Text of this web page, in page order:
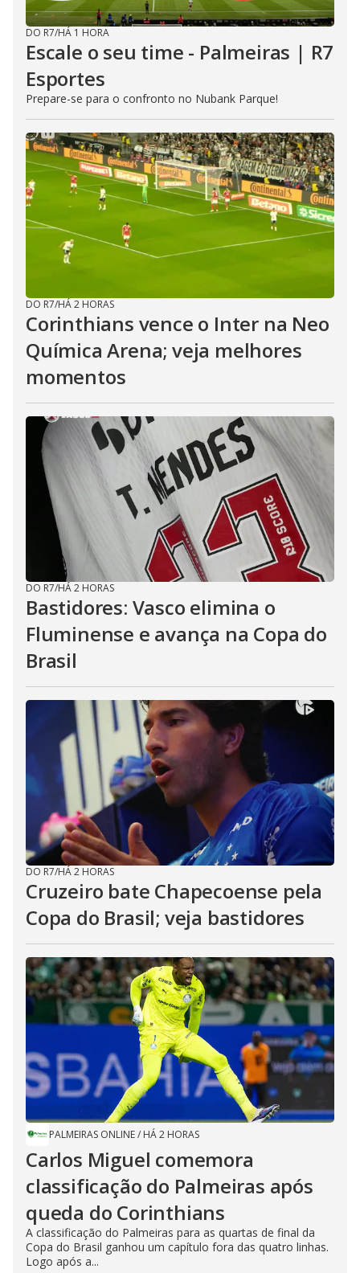
DO R7/HÁ 1 HORA
Escale o seu time - Palmeiras | R7
Esportes
Prepare-se para o confronto no Nubank Parque!
DO R7/HÁ 2 HORAS
Corinthians vence o Inter na Neo
Química Arena; veja melhores
momentos
DO R7/HÁ 2 HORAS
Bastidores: Vasco elimina o
Fluminense e avança na Copa do
Brasil
DO R7/HÁ 2 HORAS
Cruzeiro bate Chapecoense pela
Copa do Brasil; veja bastidores
PALMEIRAS ONLINE/ HÁ 2 HORAS
Carlos Miguel comemora
classificação do Palmeiras após
queda do Corinthians
A classificação do Palmeiras para as quartas de final da
Copa do Brasil ganhou um capítulo fora das quatro linhas.
Logo após a...